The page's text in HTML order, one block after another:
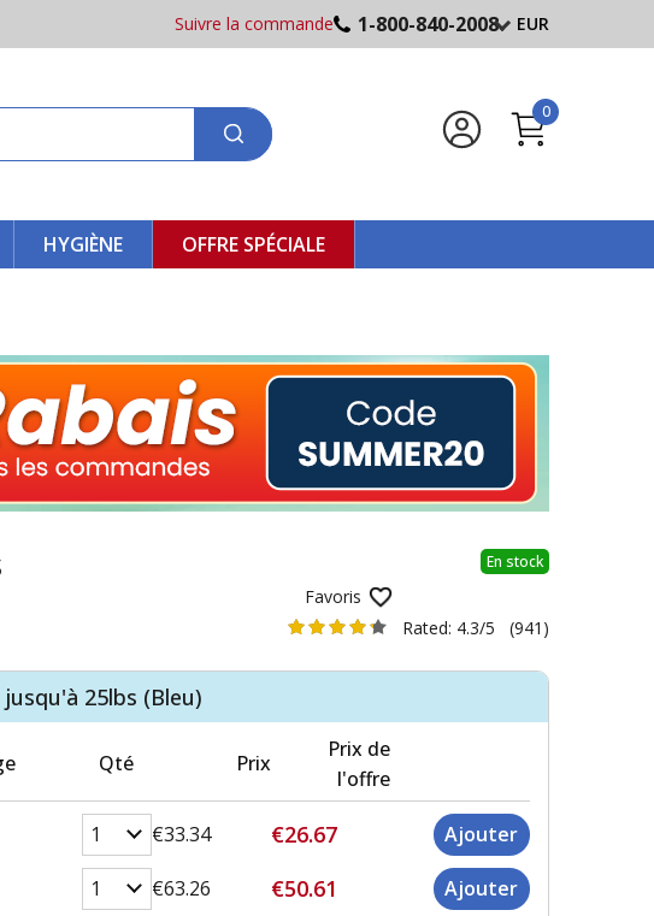
Suivre la commande 1-800-840-2008 EUR
0
HYGIÈNE OFFRE SPÉCIALE
En stock
Favoris
Rated: 4.3/5 (941)
25lbs (Bleu)
Qté Prix
Prix de
l'offre
€33.34 €26.67
€63.26 €50.61